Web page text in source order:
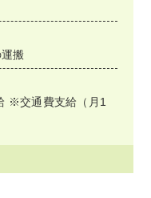
搬
※交通費支給（月1